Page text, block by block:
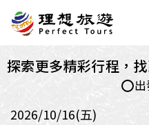
探索更多精彩行程，
2026/10/16(五)